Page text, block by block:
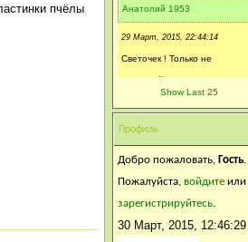
пчёлы
Анатолий 1953
29 Март, 2015, 22:44:14
Светочек ! Только не
присылай метель к нам !
Светочек
29 Март, 2015, 20:53:01
Марианночка...Марабушечка
ты моЯ дрррогггая..эт ты нам
метель прислала в
Show Last 25
Профиль
Добро пожаловать, Гость.
Пожалуйста, войдите или
зарегистрируйтесь.
30 Март, 2015, 12:46:29